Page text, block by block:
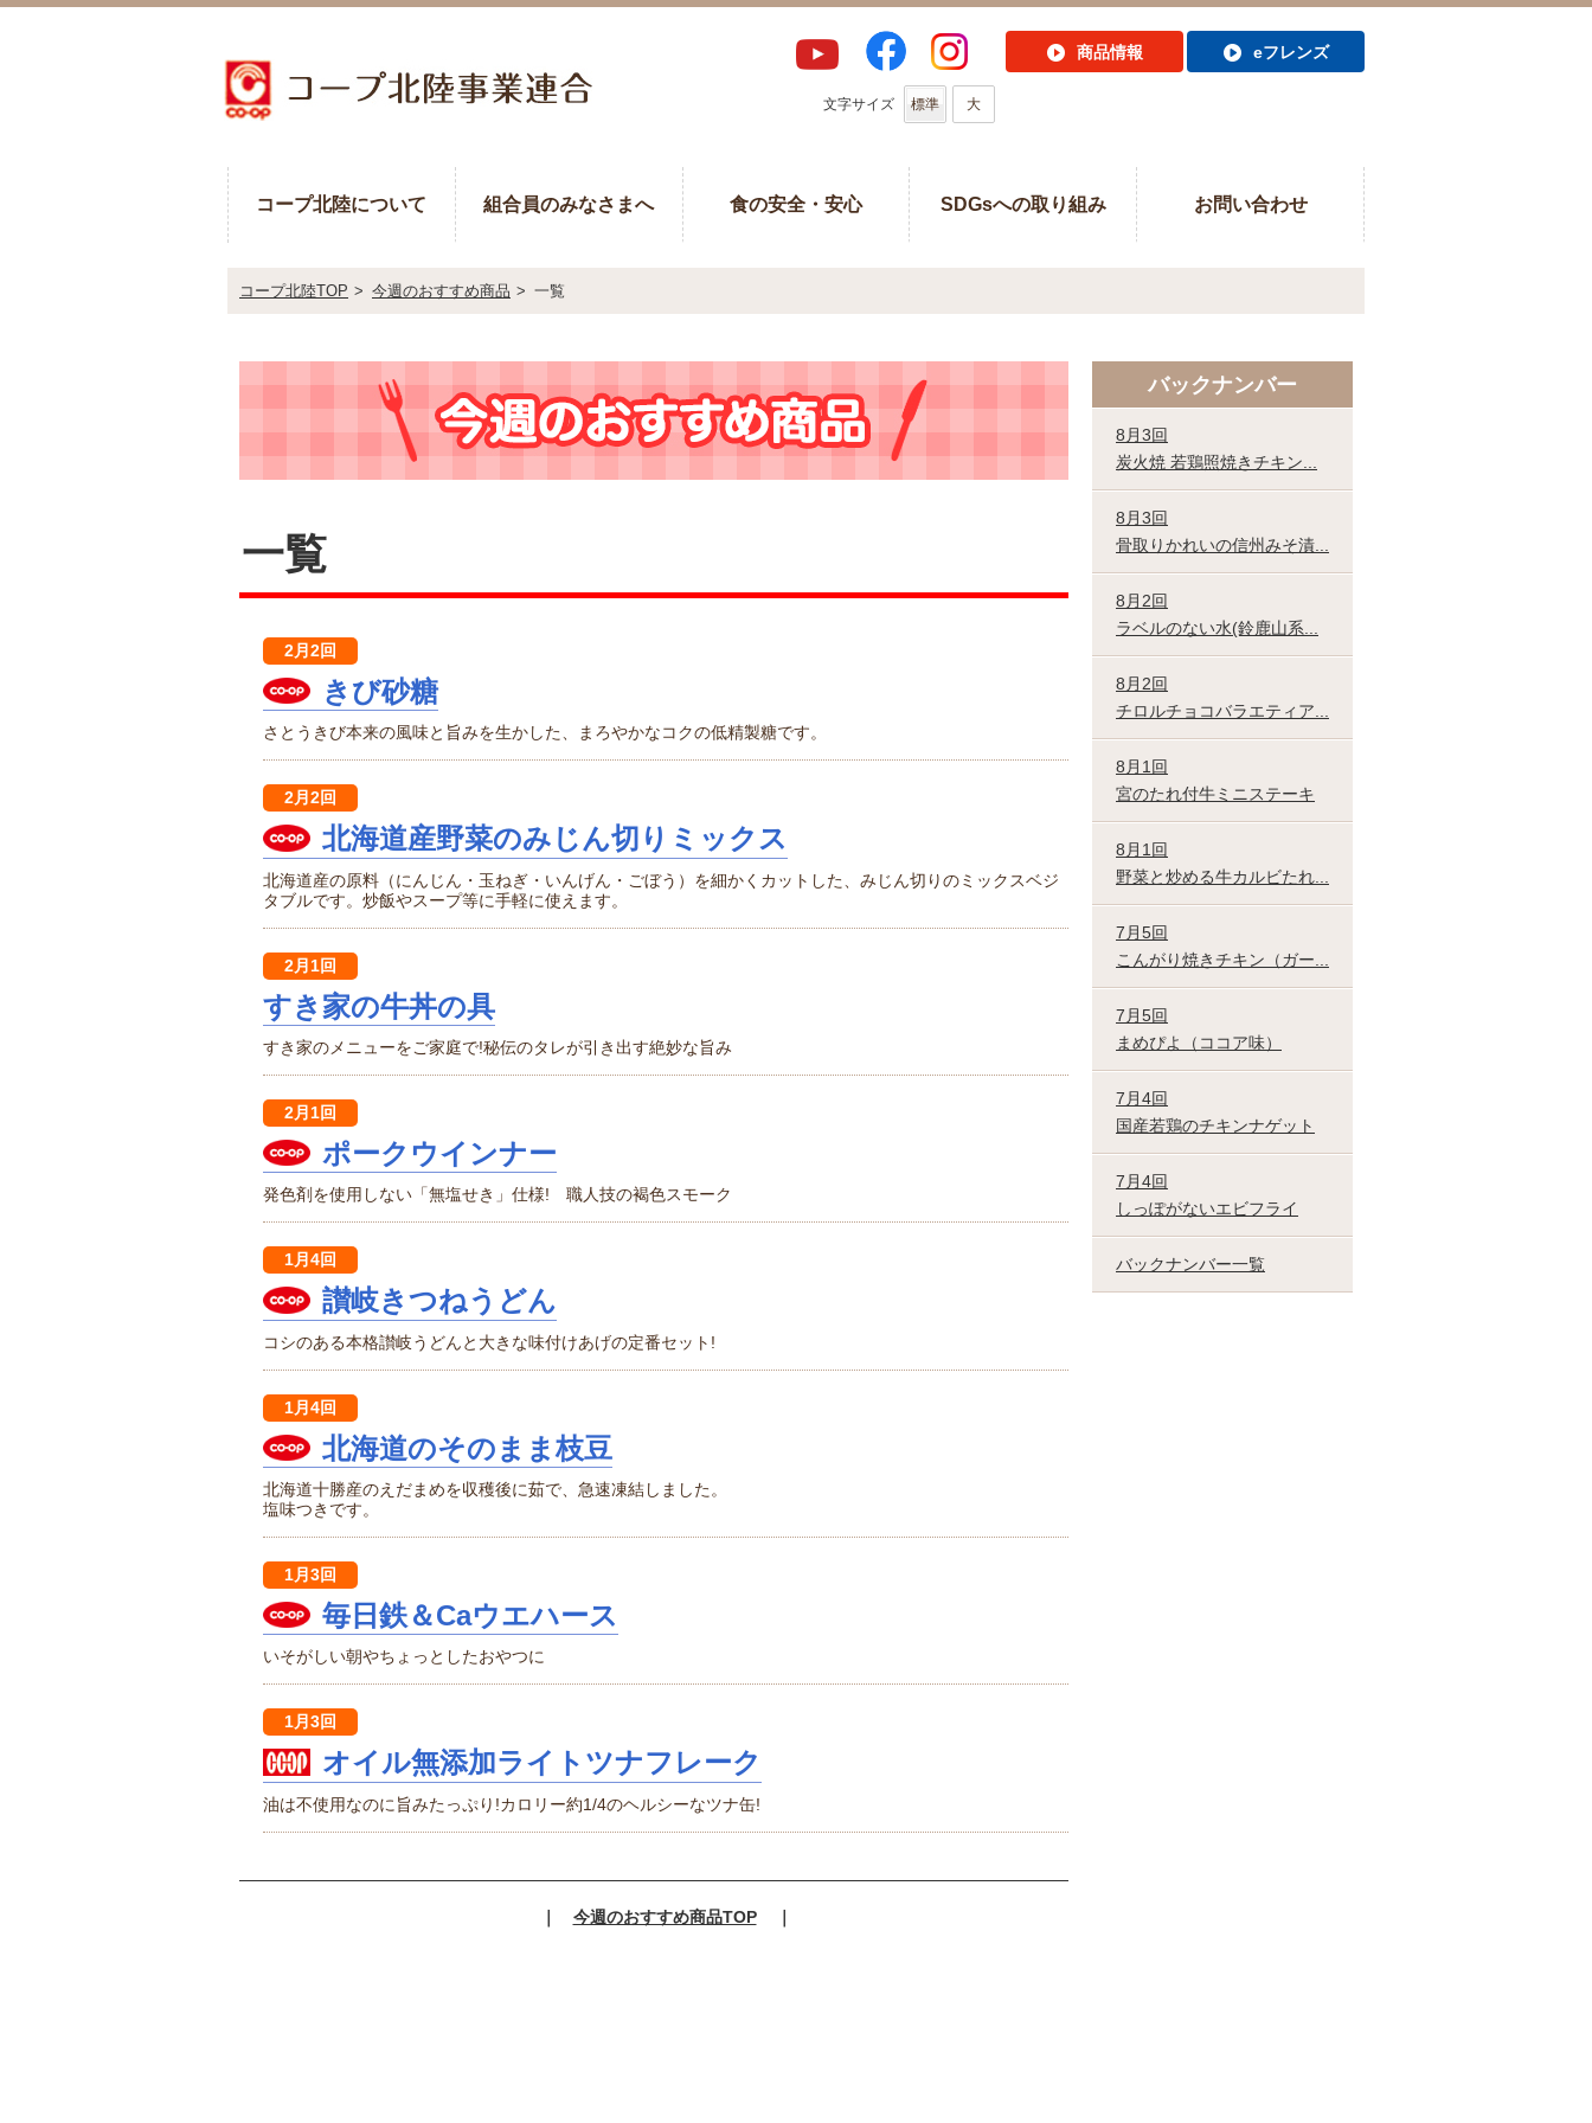
商品情報 eフレンズ
文字サイズ 標準 大
コープ北陸について 組合員のみなさまへ 食の安全・安心 SDGsへの取り組み お問い合わせ
コープ北陸TOP > 今週のおすすめ商品 > 一覧
一覧
2月2回
きび砂糖
さとうきび本来の風味と旨みを生かした、まろやかなコクの低精製糖です。
2月2回
北海道産野菜のみじん切りミックス
北海道産の原料（にんじん・玉ねぎ・いんげん・ごぼう）を細かくカットした、みじん切りのミックスベジ
タブルです。炒飯やスープ等に手軽に使えます。
2月1回
すき家の牛丼の具
すき家のメニューをご家庭で!秘伝のタレが引き出す絶妙な旨み
2月1回
ポークウインナー
発色剤を使用しない「無塩せき」仕様! 職人技の褐色スモーク
1月4回
讃岐きつねうどん
コシのある本格讃岐うどんと大きな味付けあげの定番セット!
1月4回
北海道のそのまま枝豆
北海道十勝産のえだまめを収穫後に茹で、急速凍結しました。
塩味つきです。
1月3回
毎日鉄＆Caウエハース
いそがしい朝やちょっとしたおやつに
1月3回
オイル無添加ライトツナフレーク
油は不使用なのに旨みたっぷり!カロリー約1/4のヘルシーなツナ缶!
今週のおすすめ商品TOP
バックナンバー
8月3回
炭火焼 若鶏照焼きチキン...
8月3回
骨取りかれいの信州みそ漬...
8月2回
ラベルのない水(鈴鹿山系...
8月2回
チロルチョコバラエティア...
8月1回
宮のたれ付牛ミニステーキ
8月1回
野菜と炒める牛カルビたれ...
7月5回
こんがり焼きチキン（ガー...
7月5回
まめぴよ（ココア味）
7月4回
国産若鶏のチキンナゲット
7月4回
しっぽがないエビフライ
バックナンバー一覧